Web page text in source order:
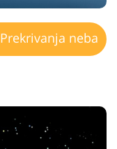
Prekrivanja neba